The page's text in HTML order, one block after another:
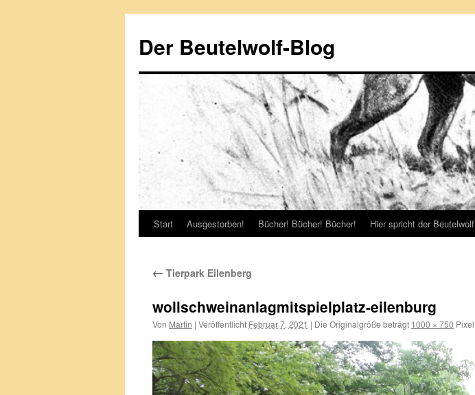
springen
Der Beutelwolf-Blog
Start Ausgestorben! Bücher! Bücher! Bücher! Hier spricht der Beutelwolf
← Tierpark Eilenberg
wollschweinanlagmitspielplatz-eilenburg
Von Martin | Veröffentlicht Februar 7, 2021 | Die Originalgröße beträgt 1000 × 750 Pixel